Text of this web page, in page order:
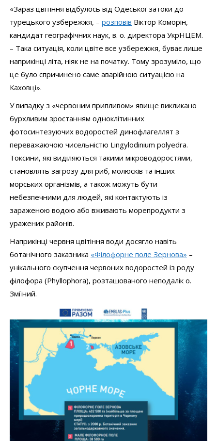
«Зараз цвітіння відбулось від Одеської затоки до
турецького узбережжя, – розповів Віктор Коморін,
кандидат географічних наук, в. о. директора УкрНЦЕМ.
– Така ситуація, коли цвіте все узбережжя, буває лише
наприкінці літа, ніяк не на початку. Тому зрозуміло, що
це було спричинено саме аварійною ситуацією на
Каховці».
У випадку з «червоним припливом» явище викликано
бурхливим зростанням одноклітинних
фотосинтезуючих водоростей динофлагеллят з
переважаючою чисельністю Lingylodinium polyedra.
Токсини, які виділяються такими мікроводоростями,
становлять загрозу для риб, молюсків та інших
морських організмів, а також можуть бути
небезпечними для людей, які контактують із
зараженою водою або вживають морепродукти з
уражених районів.
Наприкінці червня цвітіння води досягло навіть
ботанічного заказника «Філофорне поле Зернова» –
унікального скупчення червоних водоростей із роду
філофора (Phyllophora), розташованого неподалік о.
Зміїний.